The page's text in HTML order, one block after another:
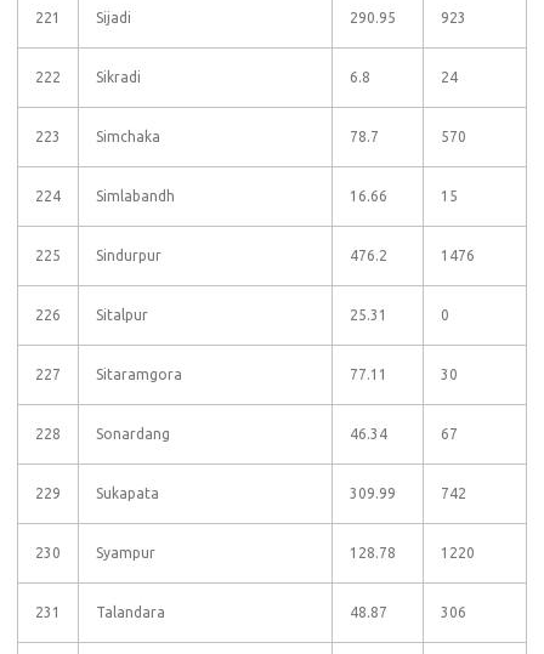
221 Sijadi 290.95 923
222 Sikradi 6.8 24
223 Simchaka 78.7 570
224 Simlabandh 16.66 15
225 Sindurpur 476.2 1476
226 Sitalpur 25.31 0
227 Sitaramgora 77.11 30
228 Sonardang 46.34 67
229 Sukapata 309.99 742
230 Syampur 128.78 1220
231 Talandara 48.87 306